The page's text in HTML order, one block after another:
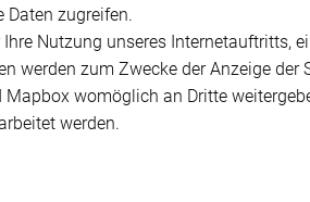
Daten zugreifen.
Nutzung unseres Internetauftritts,
werden zum Zwecke der Anzeige
womöglich an Dritte
werden.